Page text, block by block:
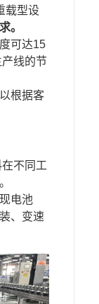
载型设
。
可达15
线的节
根据客
不同工
电池
、变速